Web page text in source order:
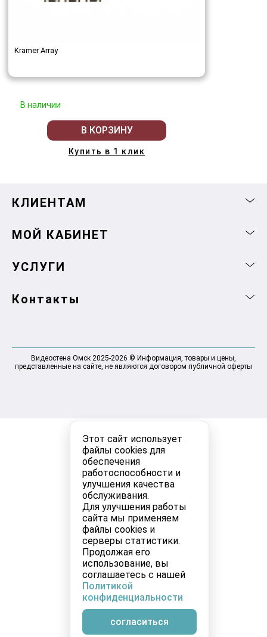
Этот сайт использует
файлы cookies для
обеспечения
работоспособности и
улучшения качества
обслуживания.
Для улучшения работы
сайта мы применяем
файлы cookies и
серверы статистики.
Продолжая его
использование, вы
соглашаетесь с нашей
Политикой
конфиденциальности
согласиться
Kramer Array
В наличии
В КОРЗИНУ
Купить в 1 клик
КЛИЕНТАМ
МОЙ КАБИНЕТ
УСЛУГИ
Контакты
Видеостена Омск 2025-2026 © Информация, товары и цены,
представленные на сайте, не являются договором публичной оферты